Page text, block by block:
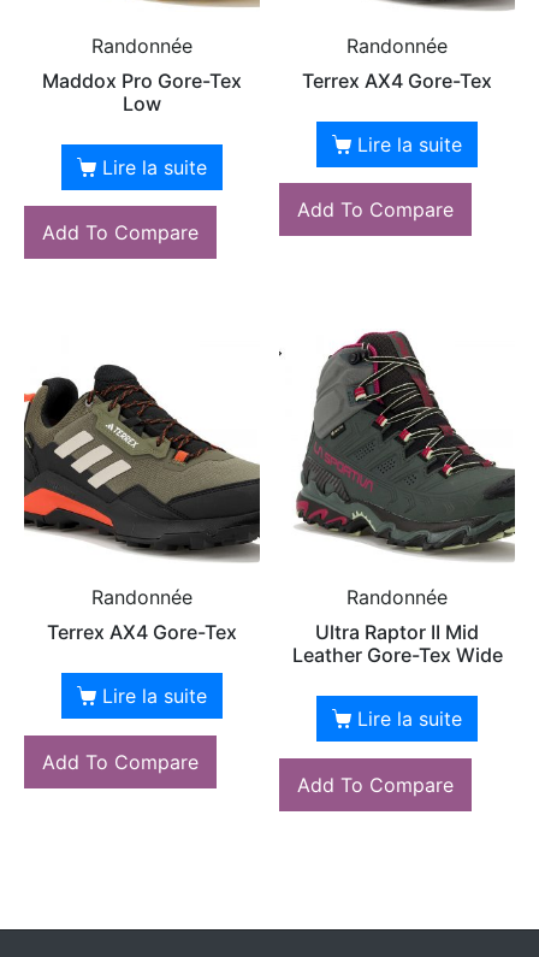
Randonnée
Maddox Pro Gore-Tex
Low
Lire la suite
Add To Compare
Randonnée
Terrex AX4 Gore-Tex
Lire la suite
Add To Compare
Randonnée
Terrex AX4 Gore-Tex
Lire la suite
Add To Compare
Randonnée
Ultra Raptor II Mid
Leather Gore-Tex Wide
Lire la suite
Add To Compare